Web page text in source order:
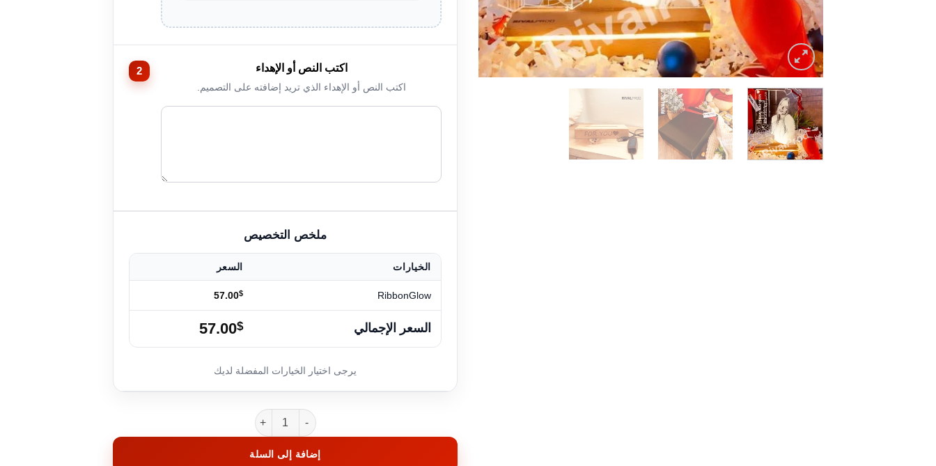
اكتب النص أو الإهداء
اكتب النص أو الإهداء الذي تريد إضافته على التصميم.
الخيارات السعر
RibbonGlow
$
57.00
السعر الإجمالي $
57.00
كمية RibbonGlow
إضافة إلى السلة